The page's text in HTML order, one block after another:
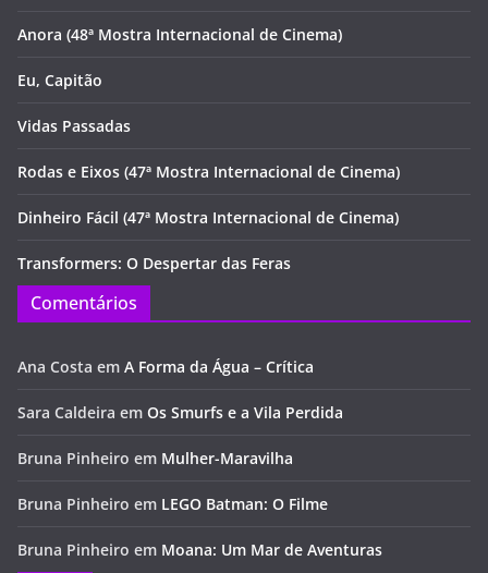
Anora (48ª Mostra Internacional de Cinema)
Eu, Capitão
Vidas Passadas
Rodas e Eixos (47ª Mostra Internacional de Cinema)
Dinheiro Fácil (47ª Mostra Internacional de Cinema)
Transformers: O Despertar das Feras
Comentários
Ana Costa em A Forma da Água – Crítica
Sara Caldeira em Os Smurfs e a Vila Perdida
Bruna Pinheiro em Mulher-Maravilha
Bruna Pinheiro em LEGO Batman: O Filme
Bruna Pinheiro em Moana: Um Mar de Aventuras